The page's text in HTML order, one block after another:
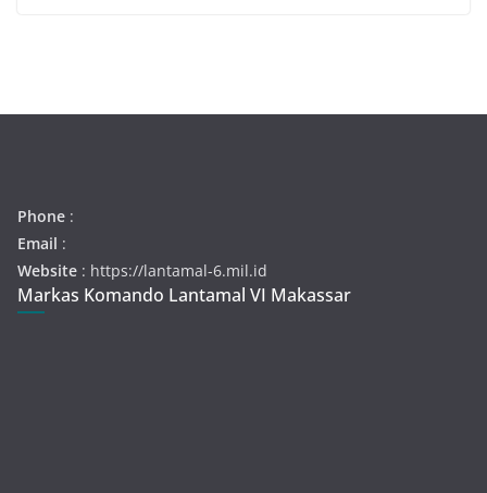
Phone :
Email :
Website : https://lantamal-6.mil.id
Markas Komando Lantamal VI Makassar